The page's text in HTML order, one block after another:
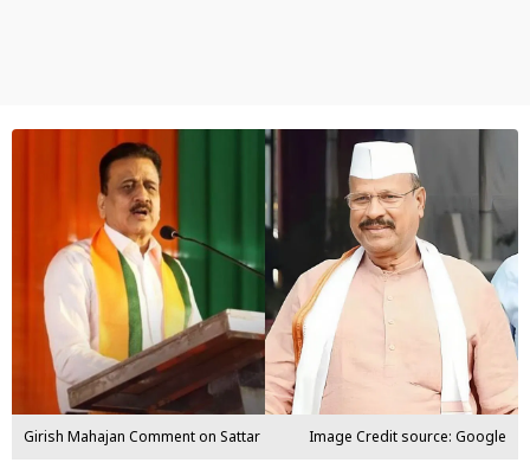
Girish Mahajan Comment on Sattar Image Credit source: Google